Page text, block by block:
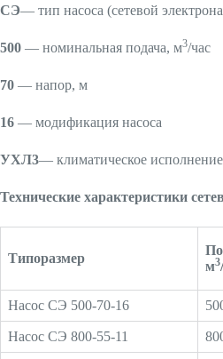
СЭ— тип насоса (сетевой
500 — номинальная подача, м3/час
70 — напор, м
16 — модификация насоса
УХЛ3— климатическое
Технические характеристики
Типоразмер
м3
Насос СЭ 500-70-16
Насос СЭ 800-55-11